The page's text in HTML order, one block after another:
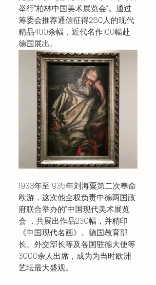
举行“柏林中国美术展览会”。通过
筹委会推荐通信征得260人的现代
精品400余幅，近代名作100幅赴
德国展出。
1933年至1935年刘海粟第二次奉命
欧游，这次他全权负责中德两国政
府联合举办的“中国现代美术展览
会”，共展出作品230幅，并精印
《中国现代名画》。德国教育部
长、外交部长等及各国驻德大使等
3000余人出席，成为为当时欧洲
艺坛最大盛观。